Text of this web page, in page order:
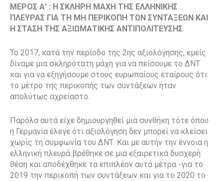
ΜΕΡΟΣ Α’ : Η ΣΚΛΗΡΗ ΜΑΧΗ ΤΗΣ ΕΛΛΗΝΙΚΗΣ
ΠΛΕΥΡΑΣ ΓΙΑ ΤΗ ΜΗ ΠΕΡΙΚΟΠΗ ΤΩΝ ΣΥΝΤΑΞΕΩΝ ΚΑΙ
Η ΣΤΑΣΗ ΤΗΣ ΑΞΙΩΜΑΤΙΚΗΣ ΑΝΤΙΠΟΛΙΤΕΥΣΗΣ
Το 2017, κατά την περίοδο της 2ης αξιολόγησης, εμείς
δίναμε μια σκληρότατη μάχη για να πείσουμε το ΔΝΤ
και για να εξηγήσουμε στους ευρωπαίους εταίρους ότι
το μέτρο της περικοπής των συντάξεων ήταν
απολύτως αχρείαστο.
Παρόλα αυτά είχε δημιουργηθεί μια συνθήκη τότε όπου
η Γερμανία έλεγε ότι αξιολόγηση δεν μπορεί να κλείσει
χωρίς τη συμφωνία του ΔΝΤ. Και με αυτήν την έννοια η
ελληνική πλευρά βρέθηκε σε μια εξαιρετικά δυσχερή
θέση και αποδέχθηκε τα επιπλέον αυτά μέτρα -για το
2019 την περικοπή των συντάξεων και για το 2020 το